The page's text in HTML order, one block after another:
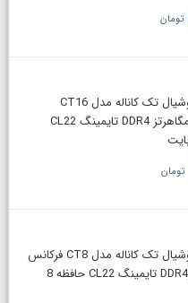
تومان
رم کامپیوتر کروشیال تک کاناله مدل CT16
فرکانس 3200 مگاهرتز DDR4 تایمینگ CL22
تومان
رم کامپیوتر کروشیال تک کاناله مدل CT8 فرکانس
3200 مگاهرتز DDR4 تایمینگ CL22 حافظه 8